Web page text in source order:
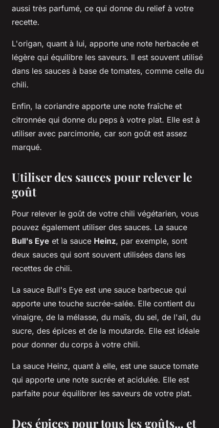
aussi très parfumé, ce qui donne du relief à votre
recette.
L'origan, quant à lui, apporte une note herbacée et
légère qui équilibre les saveurs. Il est souvent utilisé
dans les sauces à base de tomates, comme celle du
chili.
Enfin, la coriandre apporte une note fraîche et
citronnée qui donne du peps à votre plat. Elle est à
utiliser avec parcimonie, car son goût est assez
marqué.
Utiliser des sauces pour relever le
goût
Pour relever le goût de votre chili végétarien, vous
pouvez également utiliser des sauces. La sauce
Bull's Eye et la sauce Heinz, par exemple, sont
deux sauces qui sont souvent utilisées dans les
recettes de chili.
La sauce Bull's Eye est une sauce barbecue qui
apporte une touche sucrée-salée. Elle contient du
vinaigre, de la mélasse, du maïs, du sel, de l'ail, du
sucre, des épices et de la moutarde. Elle est idéale
pour donner du corps à votre chili.
La sauce Heinz, quant à elle, est une sauce tomate
qui apporte une note sucrée et acidulée. Elle est
parfaite pour équilibrer les saveurs de votre plat.
Des épices pour tous les goûts... et